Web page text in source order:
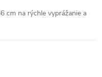
cm na rýchle vyprážanie a